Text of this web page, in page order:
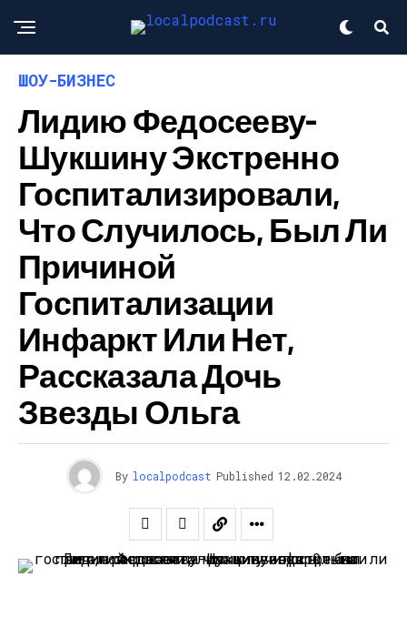
ШОУ-БИЗНЕС
Лидию Федосееву-
Шукшину Экстренно
Госпитализировали,
Что Случилось, Был Ли
Причиной
Госпитализации
Инфаркт Или Нет,
Рассказала Дочь
Звезды Ольга
By localpodcast Published 12.02.2024